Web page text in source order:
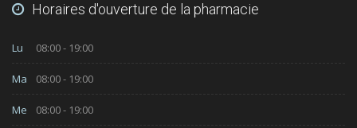
Horaires d'ouverture de la pharmacie
Lu 08:00 - 19:00
Ma 08:00 - 19:00
Me 08:00 - 19:00